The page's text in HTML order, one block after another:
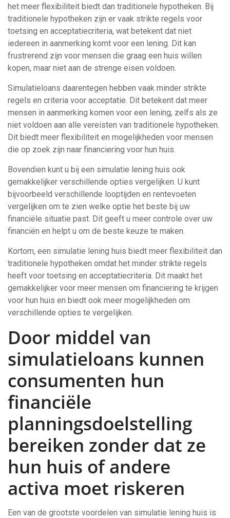
het meer flexibiliteit biedt dan traditionele hypotheken. Bij
traditionele hypotheken zijn er vaak strikte regels voor
toetsing en acceptatiecriteria, wat betekent dat niet
iedereen in aanmerking komt voor een lening. Dit kan
frustrerend zijn voor mensen die graag een huis willen
kopen, maar niet aan de strenge eisen voldoen.
Simulatieloans daarentegen hebben vaak minder strikte
regels en criteria voor acceptatie. Dit betekent dat meer
mensen in aanmerking komen voor een lening, zelfs als ze
niet voldoen aan alle vereisten van traditionele hypotheken.
Dit biedt meer flexibiliteit en mogelijkheden voor mensen
die op zoek zijn naar financiering voor hun huis.
Bovendien kunt u bij een simulatie lening huis ook
gemakkelijker verschillende opties vergelijken. U kunt
bijvoorbeeld verschillende looptijden en rentevoeten
vergelijken om te zien welke optie het beste bij uw
financiële situatie past. Dit geeft u meer controle over uw
financiën en helpt u om de beste keuze te maken.
Kortom, een simulatie lening huis biedt meer flexibiliteit dan
traditionele hypotheken omdat het minder strikte regels
heeft voor toetsing en acceptatiecriteria. Dit maakt het
gemakkelijker voor meer mensen om financiering te krijgen
voor hun huis en biedt ook meer mogelijkheden om
verschillende opties te vergelijken.
Door middel van
simulatieloans kunnen
consumenten hun
financiële
planningsdoelstelling
bereiken zonder dat ze
hun huis of andere
activa moet riskeren
Een van de grootste voordelen van simulatie lening huis is